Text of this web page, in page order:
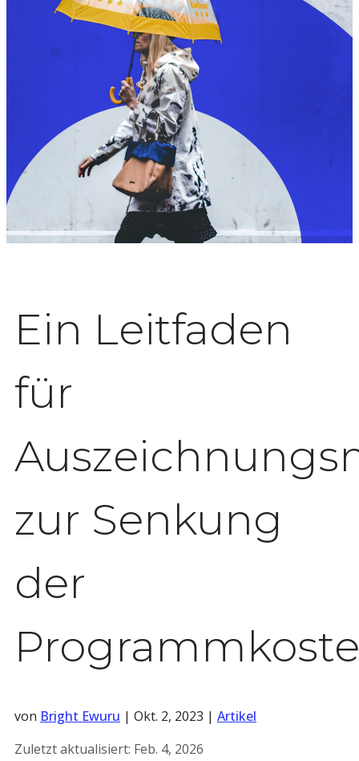
Ein Leitfaden
für
zur Senkung
der
von Bright Ewuru | Okt. 2, 2023 | Artikel
Zuletzt aktualisiert: Feb. 4, 2026